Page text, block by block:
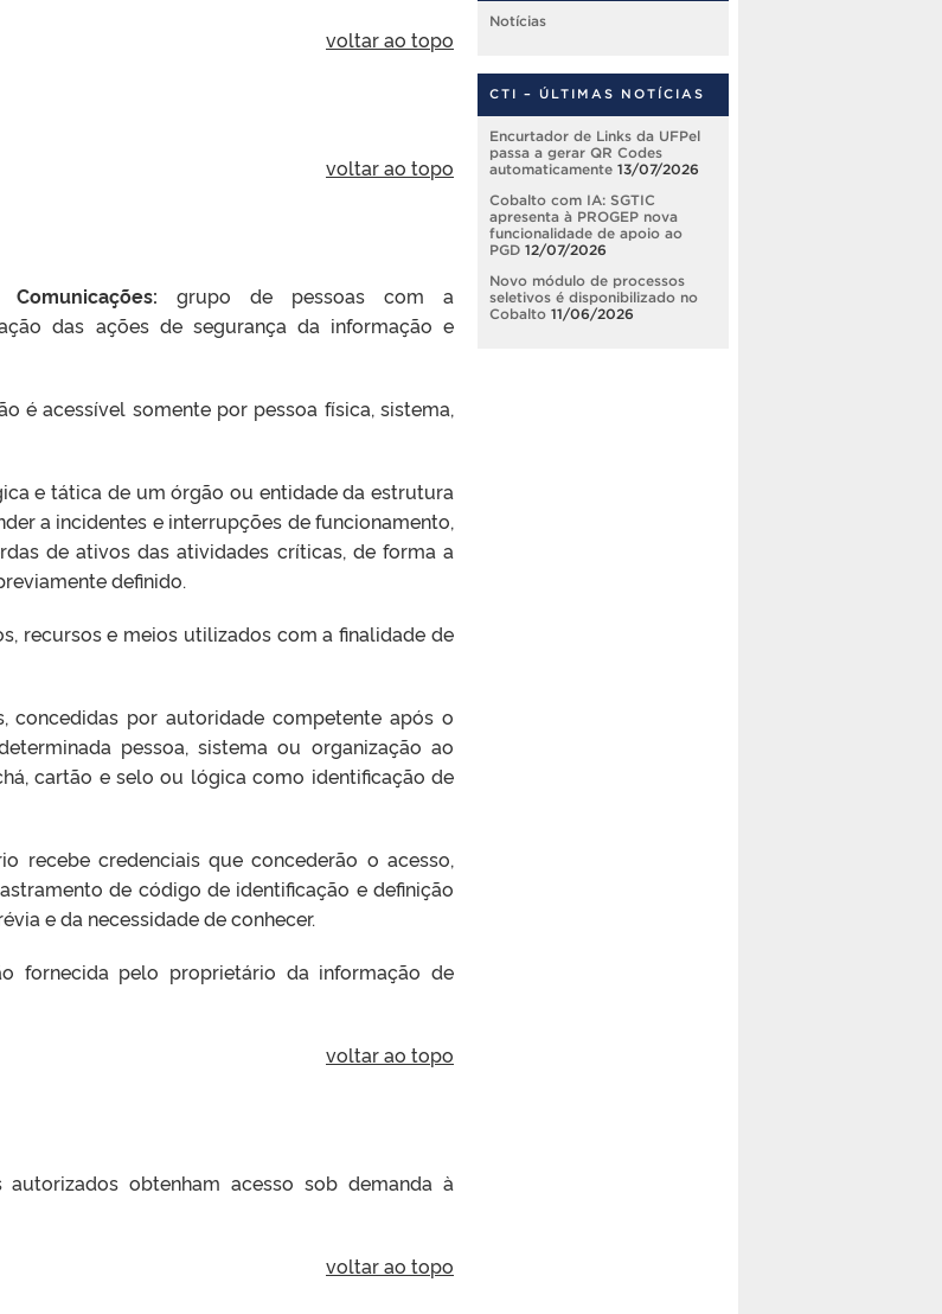
voltar ao topo
voltar ao topo
grupo de pessoas com a
das ações de segurança da informação e
é acessível somente por pessoa física, sistema,
e tática de um órgão ou entidade da estrutura
a incidentes e interrupções de funcionamento,
de ativos das atividades críticas, de forma a
definido.
recursos e meios utilizados com a finalidade de
concedidas por autoridade competente após o
pessoa, sistema ou organização ao
cartão e selo ou lógica como identificação de
recebe credenciais que concederão o acesso,
de código de identificação e definição
e da necessidade de conhecer.
fornecida pelo proprietário da informação de
voltar ao topo
obtenham acesso sob demanda à
voltar ao topo
Notícias
CTI – ÚLTIMAS NOTÍCIAS
Encurtador de Links da UFPel
passa a gerar QR Codes
automaticamente 13/07/2026
Cobalto com IA: SGTIC
apresenta à PROGEP nova
funcionalidade de apoio ao
PGD 12/07/2026
Novo módulo de processos
seletivos é disponibilizado no
Cobalto 11/06/2026